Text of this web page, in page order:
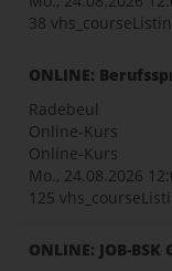
38
ONLINE:
Radebeul
Online-Kurs
Online-Kurs
Mo., 24.08.2026
125
ONLINE: JOB-